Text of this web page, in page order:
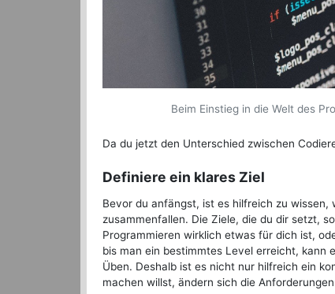
Beim Einstieg in die Welt des
Da du jetzt den Unterschied zwischen
Definiere ein klares Ziel
Bevor du anfängst, ist es hilfreich zu
zusammenfallen. Die Ziele, die du dir setzt,
Programmieren wirklich etwas für dich ist,
bis man ein bestimmtes Level erreicht, kann
Üben. Deshalb ist es nicht nur hilfreich ein
machen willst, ändern sich die